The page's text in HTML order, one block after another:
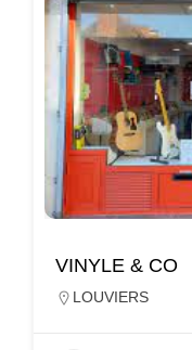
VINYLE & CO
LOUVIERS